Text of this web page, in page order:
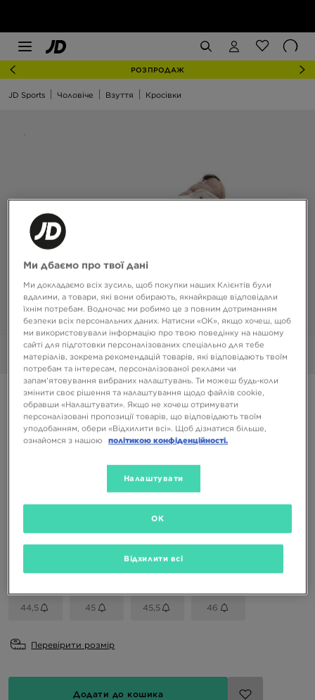
РОЗПРОДАЖ
JD Sports Чоловіче Взуття Кросівки
Фото 360°
NIKE DUNK LOW GTX
4499 ГРН
EU US
41 42 42,5 43 44
44,5 45 45,5 46
Перевірити розмір
Додати до кошика
Ми дбаємо про твої дані
Ми докладаємо всіх зусиль, щоб покупки наших Клієнтів були
вдалими, а товари, які вони обирають, якнайкраще відповідали
їхнім потребам. Водночас ми робимо це з повним дотриманням
безпеки всіх персональних даних. Натисни «OK», якщо хочеш, щоб
ми використовували інформацію про твою поведінку на нашому
сайті для підготовки персоналізованих спеціально для тебе
матеріалів, зокрема рекомендацій товарів, які відповідають твоїм
потребам та інтересам, персоналізованої реклами чи
запам’ятовування вибраних налаштувань. Ти можеш будь-коли
змінити своє рішення та налаштування щодо файлів cookie,
обравши «Налаштувати». Якщо не хочеш отримувати
персоналізовані пропозиції товарів, що відповідають твоїм
уподобанням, обери «Відхилити всі». Щоб дізнатися більше,
ознайомся з нашою
політикою конфіденційності.
Налаштувати
Відхилити всі
OK